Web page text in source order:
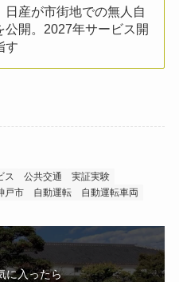
日産が市街地での無人自
公開。2027年サービス開
す
ス 公共交通
実証実験
戸市 自動運転 自動運転車両
に入ったら